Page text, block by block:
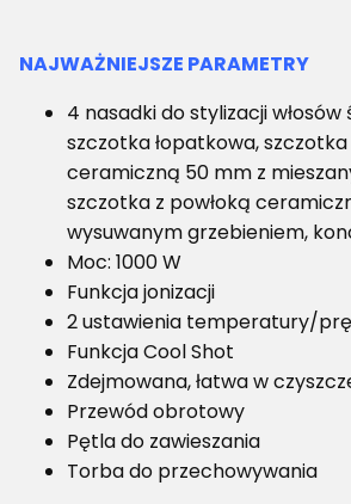
NAJWAŻNIEJSZE PARAMETRY
4 nasadki do stylizacji włosów
szczotka łopatkowa, szczotka
ceramiczną 50 mm z
szczotka z powłoką
wysuwanym grzebieniem,
Moc: 1000 W
Funkcja jonizacji
2 ustawienia temperatury/
Funkcja Cool Shot
Zdejmowana, łatwa w
Przewód obrotowy
Pętla do zawieszania
Torba do przechowywania